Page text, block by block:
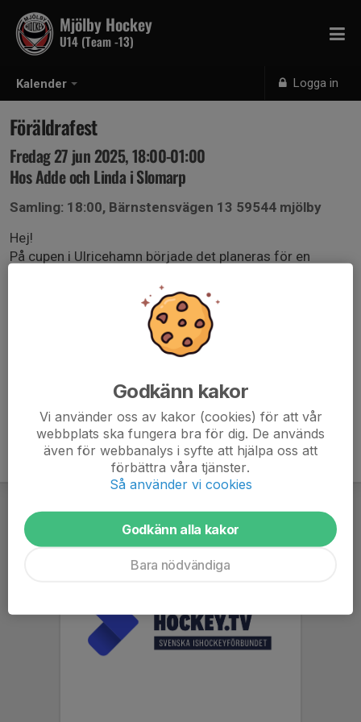
Kalender Logga in
Mjölby Hockey
U14 (Team -13)
Föräldrafest
Fredag 27 jun 2025, 18:00-01:00
Hos Adde och Linda i Slomarp
Samling: 18:00, Bärnstensvägen 13 59544 mjölby
Hej!
På cupen i Ulricehamn började det planeras för en
närma sig. För att kunna fortsätta planeringen behöver vi
veta ungefär hur många som vill & kan komma.
Så svara gärna på denna så snart ni tror er veta om ni vill
Godkänn kakor
Vi använder oss av kakor (cookies) för att vår
webbplats ska fungera bra för dig. De används
även för webbanalys i syfte att hjälpa oss att
förbättra våra tjänster.
Så använder vi cookies
Godkänn alla kakor
Bara nödvändiga